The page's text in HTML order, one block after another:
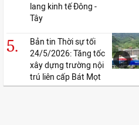
lang kinh tế Đông -
Tây
5.
Bản tin Thời sự tối
24/5/2026: Tăng tốc
xây dựng trường nội
trú liên cấp Bát Mọt